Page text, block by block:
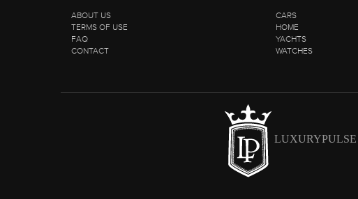
ABOUT US
TERMS OF USE
FAQ
CONTACT
CARS
HOME
YACHTS
WATCHES
LUXURYPULSE